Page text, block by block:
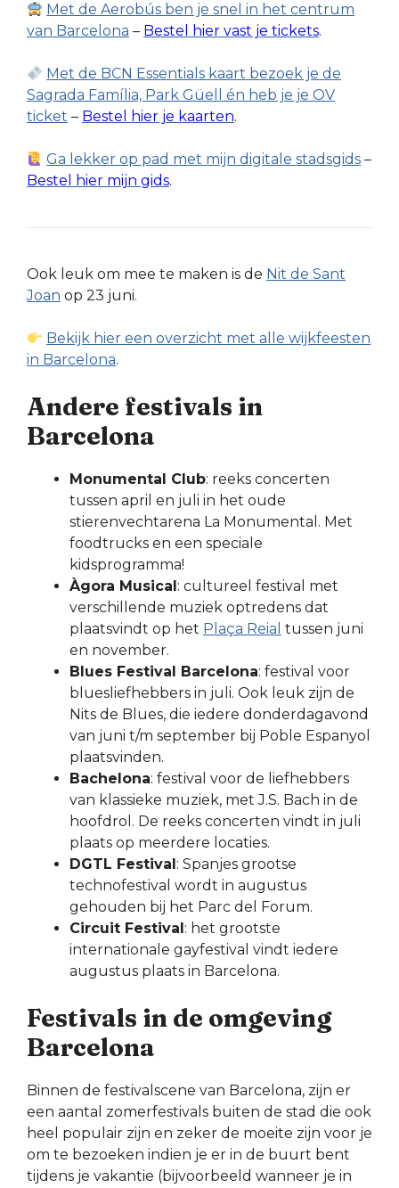
Met de Aerobús ben je snel in het centrum
van Barcelona – Bestel hier vast je tickets.
Met de BCN Essentials kaart bezoek je de
Sagrada Família, Park Güell én heb je je OV
ticket – Bestel hier je kaarten.
Ga lekker op pad met mijn digitale stadsgids –
Bestel hier mijn gids.
Ook leuk om mee te maken is de Nit de Sant
Joan op 23 juni.
Bekijk hier een overzicht met alle wijkfeesten
in Barcelona.
Andere festivals in
Barcelona
Monumental Club: reeks concerten
tussen april en juli in het oude
stierenvechtarena La Monumental. Met
foodtrucks en een speciale
kidsprogramma!
Àgora Musical: cultureel festival met
verschillende muziek optredens dat
plaatsvindt op het Plaça Reial tussen juni
en november.
Blues Festival Barcelona: festival voor
bluesliefhebbers in juli. Ook leuk zijn de
Nits de Blues, die iedere donderdagavond
van juni t/m september bij Poble Espanyol
plaatsvinden.
Bachelona: festival voor de liefhebbers
van klassieke muziek, met J.S. Bach in de
hoofdrol. De reeks concerten vindt in juli
plaats op meerdere locaties.
DGTL Festival: Spanjes grootse
technofestival wordt in augustus
gehouden bij het Parc del Forum.
Circuit Festival: het grootste
internationale gayfestival vindt iedere
augustus plaats in Barcelona.
Festivals in de omgeving
Barcelona
Binnen de festivalscene van Barcelona, zijn er
een aantal zomerfestivals buiten de stad die ook
heel populair zijn en zeker de moeite zijn voor je
om te bezoeken indien je er in de buurt bent
tijdens je vakantie (bijvoorbeeld wanneer je in